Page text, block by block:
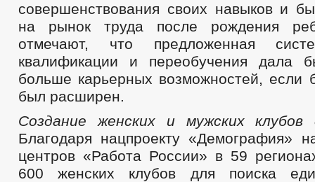
совершенствования своих навыков и
на рынок труда после рождения
отмечают, что предложенная
квалификации и переобучения дала
больше карьерных возможностей, если
был расширен.
Создание женских и мужских клубов
Благодаря нацпроекту «Демография»
центров «Работа России» в 59
600 женских клубов для поиска